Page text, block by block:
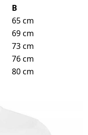
B
65 cm
69 cm
73 cm
76 cm
80 cm